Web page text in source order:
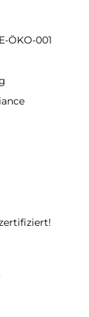
ÖKO-001